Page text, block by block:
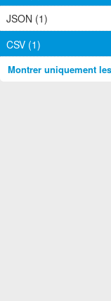
JSON (1)
CSV (1)
Montrer uniquement